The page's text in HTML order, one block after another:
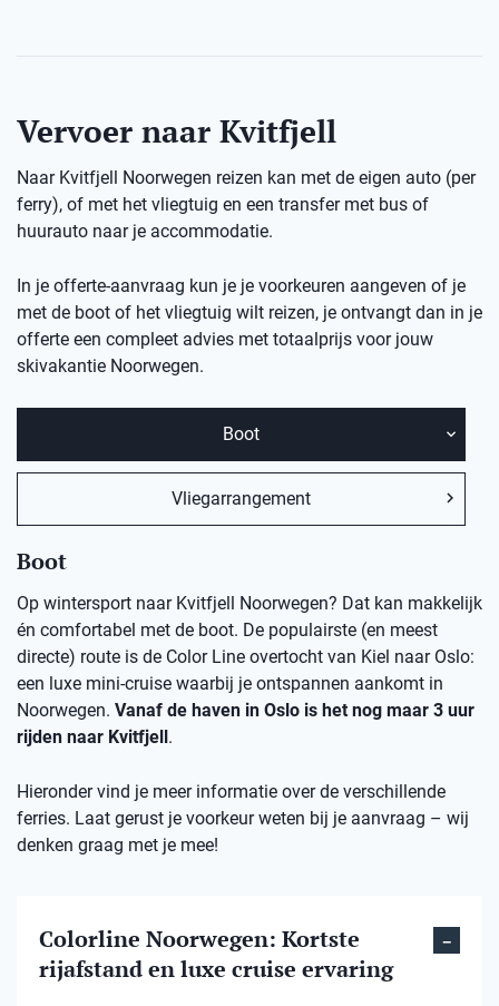
Vervoer naar Kvitfjell
Naar Kvitfjell Noorwegen reizen kan met de eigen auto (per
ferry), of met het vliegtuig en een transfer met bus of
huurauto naar je accommodatie.
In je offerte-aanvraag kun je je voorkeuren aangeven of je
met de boot of het vliegtuig wilt reizen, je ontvangt dan in je
offerte een compleet advies met totaalprijs voor jouw
skivakantie Noorwegen.
Boot
Vliegarrangement
Boot
Op wintersport naar Kvitfjell Noorwegen? Dat kan makkelijk
én comfortabel met de boot. De populairste (en meest
directe) route is de Color Line overtocht van Kiel naar Oslo:
een luxe mini-cruise waarbij je ontspannen aankomt in
Noorwegen. Vanaf de haven in Oslo is het nog maar 3 uur
rijden naar Kvitfjell.
Hieronder vind je meer informatie over de verschillende
ferries. Laat gerust je voorkeur weten bij je aanvraag – wij
denken graag met je mee!
Colorline Noorwegen: Kortste
rijafstand en luxe cruise ervaring